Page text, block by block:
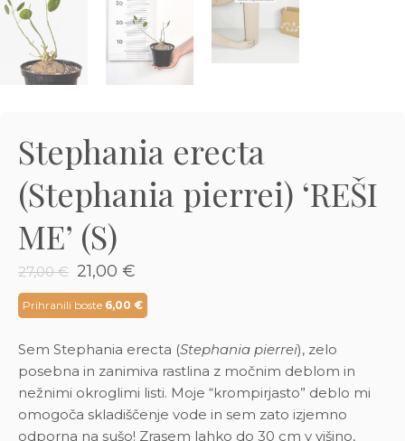
Stephania erecta
(Stephania pierrei) ‘REŠI
ME’ (S)
27,00€ Izvirna
cena
je
bila:
27,00 €.
21,00 €
cena
je:
21,00 €.
Prihranili boste 6,00 €
Sem Stephania erecta (Stephania pierrei), zelo
posebna in zanimiva rastlina z močnim deblom in
nežnimi okroglimi listi. Moje “krompirjasto” deblo mi
omogoča skladiščenje vode in sem zato izjemno
odporna na sušo! Zrasem lahko do 30 cm v višino,
€
Dodaj v košarico
Preberi prispevek